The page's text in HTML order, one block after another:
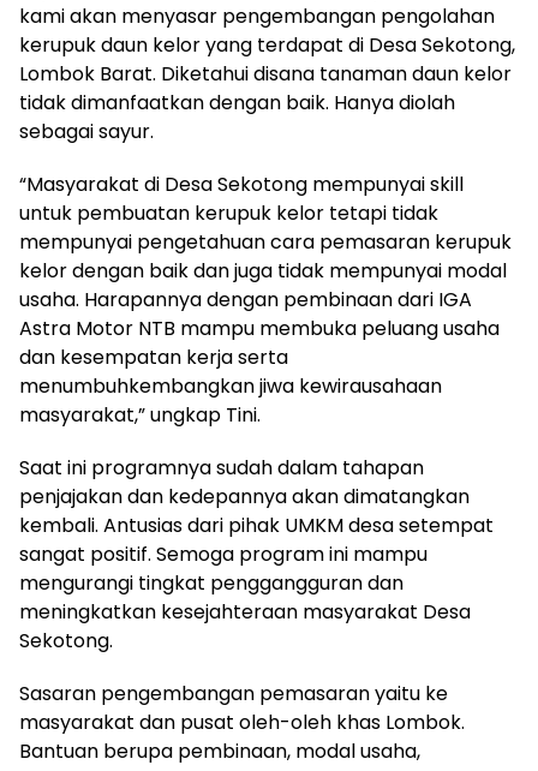
kami akan menyasar pengembangan pengolahan
kerupuk daun kelor yang terdapat di Desa Sekotong,
Lombok Barat. Diketahui disana tanaman daun kelor
tidak dimanfaatkan dengan baik. Hanya diolah
sebagai sayur.
“Masyarakat di Desa Sekotong mempunyai skill
untuk pembuatan kerupuk kelor tetapi tidak
mempunyai pengetahuan cara pemasaran kerupuk
kelor dengan baik dan juga tidak mempunyai modal
usaha. Harapannya dengan pembinaan dari IGA
Astra Motor NTB mampu membuka peluang usaha
dan kesempatan kerja serta
menumbuhkembangkan jiwa kewirausahaan
masyarakat,” ungkap Tini.
Saat ini programnya sudah dalam tahapan
penjajakan dan kedepannya akan dimatangkan
kembali. Antusias dari pihak UMKM desa setempat
sangat positif. Semoga program ini mampu
mengurangi tingkat penggangguran dan
meningkatkan kesejahteraan masyarakat Desa
Sekotong.
Sasaran pengembangan pemasaran yaitu ke
masyarakat dan pusat oleh-oleh khas Lombok.
Bantuan berupa pembinaan, modal usaha,